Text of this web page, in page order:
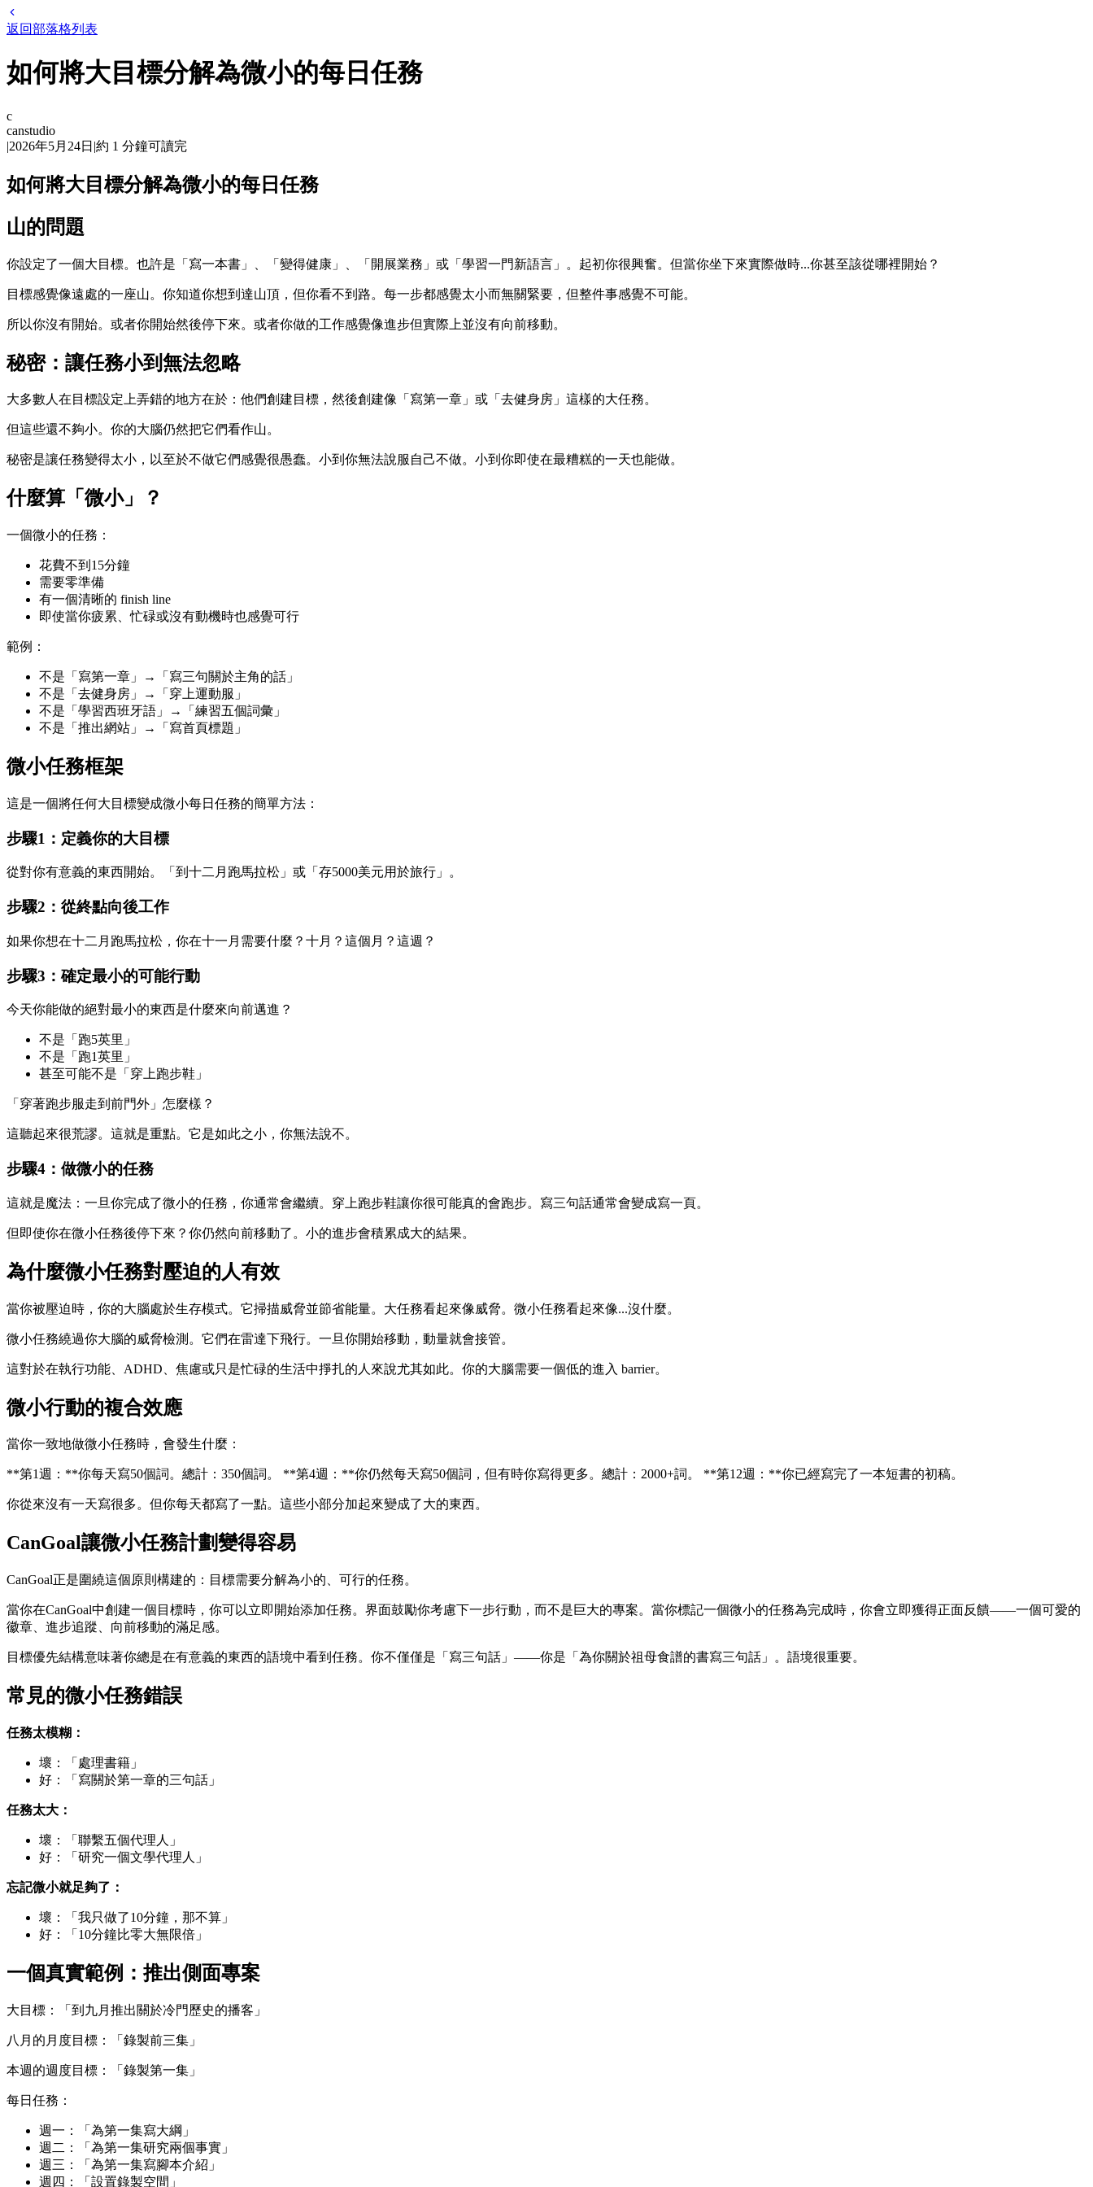
返回部落格列表
如何將大目標分解為微小的每日任務
c
canstudio
|2026年5月24日 |約 1 分鐘可讀完
如何將大目標分解為微小的每日任務
山的問題
你設定了一個大目標。也許是「寫一本書」、「變得健康」、「開展業務」或「學習一門新語言」。起初你很興奮。但當你坐下來實際做時...你甚至該從哪裡開始？
目標感覺像遠處的一座山。你知道你想到達山頂，但你看不到路。每一步都感覺太小而無關緊要，但整件事感覺不可能。
所以你沒有開始。或者你開始然後停下來。或者你做的工作感覺像進步但實際上並沒有向前移動。
秘密：讓任務小到無法忽略
大多數人在目標設定上弄錯的地方在於：他們創建目標，然後創建像「寫第一章」或「去健身房」這樣的大任務。
但這些還不夠小。你的大腦仍然把它們看作山。
秘密是讓任務變得太小，以至於不做它們感覺很愚蠢。小到你無法說服自己不做。小到你即使在最糟糕的一天也能做。
什麼算「微小」？
一個微小的任務：
花費不到15分鐘
需要零準備
有一個清晰的 finish line
即使當你疲累、忙碌或沒有動機時也感覺可行
範例：
不是「寫第一章」→「寫三句關於主角的話」
不是「去健身房」→「穿上運動服」
不是「學習西班牙語」→「練習五個詞彙」
不是「推出網站」→「寫首頁標題」
微小任務框架
這是一個將任何大目標變成微小每日任務的簡單方法：
步驟1：定義你的大目標
從對你有意義的東西開始。「到十二月跑馬拉松」或「存5000美元用於旅行」。
步驟2：從終點向後工作
如果你想在十二月跑馬拉松，你在十一月需要什麼？十月？這個月？這週？
步驟3：確定最小的可能行動
今天你能做的絕對最小的東西是什麼來向前邁進？
不是「跑5英里」
不是「跑1英里」
甚至可能不是「穿上跑步鞋」
「穿著跑步服走到前門外」怎麼樣？
這聽起來很荒謬。這就是重點。它是如此之小，你無法說不。
步驟4：做微小的任務
這就是魔法：一旦你完成了微小的任務，你通常會繼續。穿上跑步鞋讓你很可能真的會跑步。寫三句話通常會變成寫一頁。
但即使你在微小任務後停下來？你仍然向前移動了。小的進步會積累成大的結果。
為什麼微小任務對壓迫的人有效
當你被壓迫時，你的大腦處於生存模式。它掃描威脅並節省能量。大任務看起來像威脅。微小任務看起來像...沒什麼。
微小任務繞過你大腦的威脅檢測。它們在雷達下飛行。一旦你開始移動，動量就會接管。
這對於在執行功能、ADHD、焦慮或只是忙碌的生活中掙扎的人來說尤其如此。你的大腦需要一個低的進入 barrier。
微小行動的複合效應
當你一致地做微小任務時，會發生什麼：
**第1週：**你每天寫50個詞。總計：350個詞。 **第4週：**你仍然每天寫50個詞，但有時你寫得更多。總計：2000+詞。 **第12週：**你已經寫完了一本短書的初稿。
你從來沒有一天寫很多。但你每天都寫了一點。這些小部分加起來變成了大的東西。
CanGoal讓微小任務計劃變得容易
CanGoal正是圍繞這個原則構建的：目標需要分解為小的、可行的任務。
當你在CanGoal中創建一個目標時，你可以立即開始添加任務。界面鼓勵你考慮下一步行動，而不是巨大的專案。當你標記一個微小的任務為完成時，你會立即獲得正面反饋——一個可愛的
徽章、進步追蹤、向前移動的滿足感。
目標優先結構意味著你總是在有意義的東西的語境中看到任務。你不僅僅是「寫三句話」——你是「為你關於祖母食譜的書寫三句話」。語境很重要。
常見的微小任務錯誤
任務太模糊：
壞：「處理書籍」
好：「寫關於第一章的三句話」
任務太大：
壞：「聯繫五個代理人」
好：「研究一個文學代理人」
忘記微小就足夠了：
壞：「我只做了10分鐘，那不算」
好：「10分鐘比零大無限倍」
一個真實範例：推出側面專案
大目標：「到九月推出關於冷門歷史的播客」
八月的月度目標：「錄製前三集」
本週的週度目標：「錄製第一集」
每日任務：
週一：「為第一集寫大綱」
週二：「為第一集研究兩個事實」
週三：「為第一集寫腳本介紹」
週四：「設置錄製空間」